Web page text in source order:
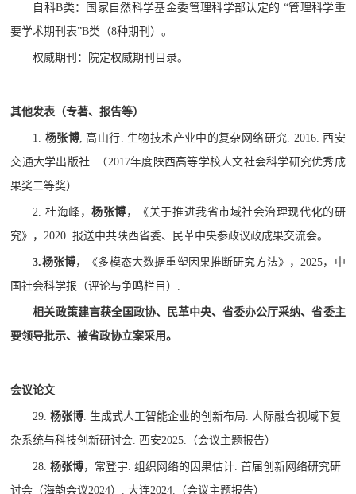
自科B类：国家自然科学基金委管理科学部认定的 “管理科学重
要学术期刊表”B类（8种期刊）。
权威期刊：院定权威期刊目录。
其他发表（专著、报告等）
1. 杨张博 高山行 生物技术产业中的复杂网络研究 . 2016. 西安
交通大学出版社
（ 2017年度陕西高等学校人文社会科学研究优秀成
果奖二等奖）
2. 杜海峰，杨张博 ，《关于推进我省市域社会治理现代化的研
究》， 2020.报送中共陕西省委、民革中央参政议政成果交流会。
3.杨张博，《多模态大数据重塑因果推断研究方法》， 2025，中
国社会科学报（评论与争鸣栏目）
相关政策建言获全国政协、民革中央、省委办公厅采纳、省委主
要领导批示、被省政协立案采用。
会议论文
29.杨张博 生成式人工智能企业的创新布局
人际融合视域下复
杂系统与科技创新研讨会 西安2025. （会议主题报告）
28.杨张博，常登宇 .组织网络的因果估计 .首届创新网络研究研
讨会（海韵会议2024） .大连2024. （会议主题报告）